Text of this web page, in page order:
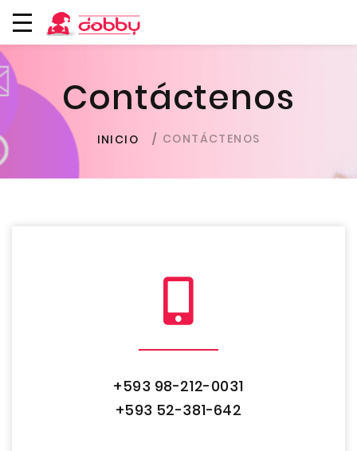
Contáctenos
INICIO CONTÁCTENOS
+593 98-212-0031
+593 52-381-642